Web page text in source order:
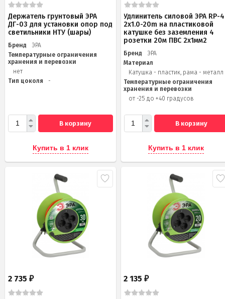
Держатель грунтовый ЭРА
ДГ-03 для установки опор под
светильники НТУ (шары)
Бренд
ЭРА
Температурные ограничения
хранения и перевозки
нет
Тип цоколя
-
В корзину
Купить в 1 клик
Удлинитель силовой ЭРА RP-
2x1.0-20m на пластиковой
катушке без заземления 4
розетки 20м ПВС 2х1мм2
Бренд
ЭРА
Материал
Катушка - пластик, рама - металл
Температурные ограничения
хранения и перевозки
от -25 до +40 градусов
В корзину
Купить в 1 клик
2 735 ₽ 2 135₽